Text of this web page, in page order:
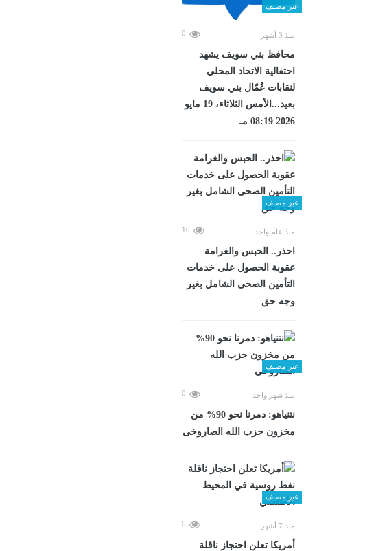
غير مصنف
منذ 3 أشهر 0
محافظ بني سويف يشهد
احتفالية الاتحاد المحلي
لنقابات عُمّال بني سويف
بعيد...الأمس الثلاثاء، 19 مايو
2026 08:19 مـ
غير مصنف
منذ عام واحد 10
احذر.. الحبس والغرامة
عقوبة الحصول على خدمات
التأمين الصحى الشامل بغير
وجه حق
غير مصنف
منذ شهر واحد 0
نتنياهو: دمرنا نحو 90% من
مخزون حزب الله الصاروخى
غير مصنف
منذ 7 أشهر 0
أمريكا تعلن احتجاز ناقلة